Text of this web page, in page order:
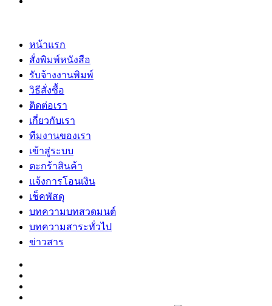
หน้าแรก
สั่งพิมพ์หนังสือ
รับจ้างงานพิมพ์
วิธีสั่งซื้อ
ติดต่อเรา
เกี่ยวกับเรา
ทีมงานของเรา
เข้าสู่ระบบ
ตะกร้าสินค้า
แจ้งการโอนเงิน
เช็คพัสดุ
บทความบทสวดมนต์
บทความสาระทั่วไป
ข่าวสาร